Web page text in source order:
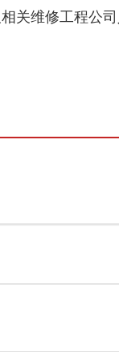
关维修工程公司